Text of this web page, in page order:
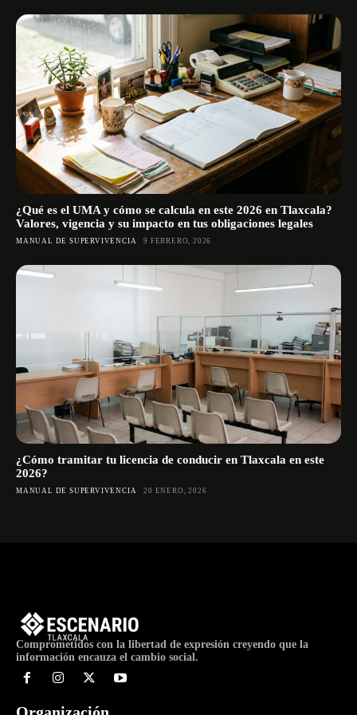
¿Qué es el UMA y cómo se calcula en este 2026 en Tlaxcala?
Valores, vigencia y su impacto en tus obligaciones legales
MANUAL DE SUPERVIVENCIA 9 FEBRERO, 2026
¿Cómo tramitar tu licencia de conducir en Tlaxcala en este
2026?
MANUAL DE SUPERVIVENCIA 20 ENERO, 2026
Comprometidos con la libertad de expresión creyendo que la
información encauza el cambio social.